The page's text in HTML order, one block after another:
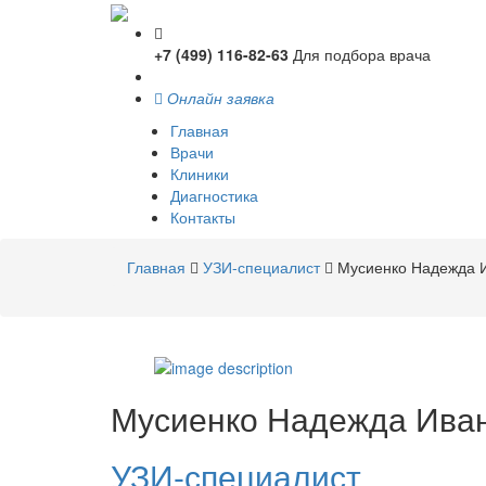
+7 (499) 116-82-63 Для подбора врача
Онлайн заявка
Главная
Врачи
Клиники
Диагностика
Контакты
Главная УЗИ-специалист Мусиенко Надежда
Мусиенко Надежда
УЗИ-специалист